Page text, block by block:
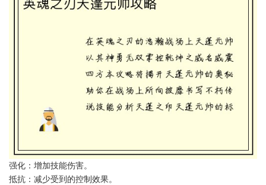
强化：增加技能伤害。
抵抗：减少受到的控制效果。